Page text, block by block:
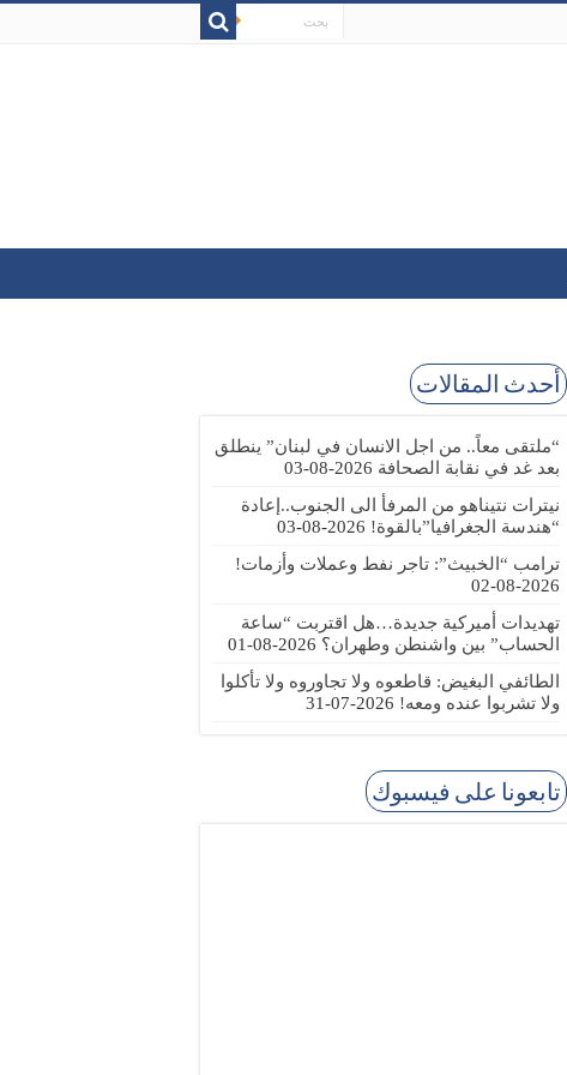
أحدث المقالات
“ملتقى معاً.. من اجل الانسان في لبنان” ينطلق
بعد غد في نقابة الصحافة 2026-08-03
نيترات نتيناهو من المرفأ الى الجنوب..إعادة
“هندسة الجغرافيا”بالقوة! 2026-08-03
ترامب “الخبيث”: تاجر نفط وعملات وأزمات!
2026-08-02
تهديدات أميركية جديدة…هل اقتربت “ساعة
الحساب” بين واشنطن وطهران؟ 2026-08-01
الطائفي البغيض: قاطعوه ولا تجاوروه ولا تأكلوا
ولا تشربوا عنده ومعه! 2026-07-31
تابعونا على فيسبوك